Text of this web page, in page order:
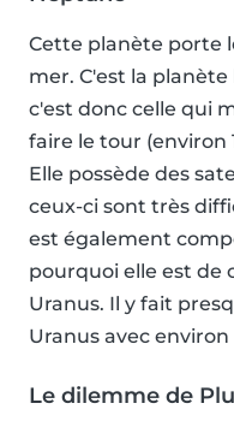
Cette planète porte
mer. C'est la
c'est donc celle qui
faire le tour (environ
Elle possède des
ceux-ci sont très
est également
pourquoi elle est de
Uranus. Il y fait
Uranus avec environ
Le dilemme de